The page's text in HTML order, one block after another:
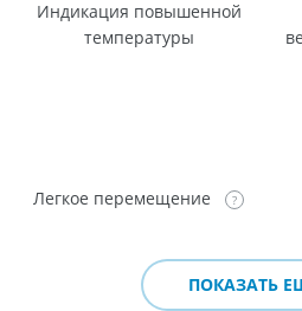
Индикация повышенной
температуры
Легкое перемещение
ПОКАЗАТЬ